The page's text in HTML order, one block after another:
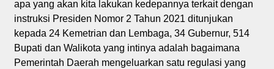
apa yang akan kita lakukan kedepannya terkait dengan
instruksi Presiden Nomor 2 Tahun 2021 ditunjukan
kepada 24 Kemetrian dan Lembaga, 34 Gubernur, 514
Bupati dan Walikota yang intinya adalah bagaimana
Pemerintah Daerah mengeluarkan satu regulasi yang